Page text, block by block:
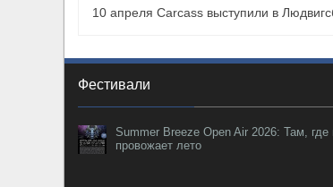
10 апреля Carcass выступили в
Фестивали
Summer Breeze Open Air 2026: Там, где
провожает лето